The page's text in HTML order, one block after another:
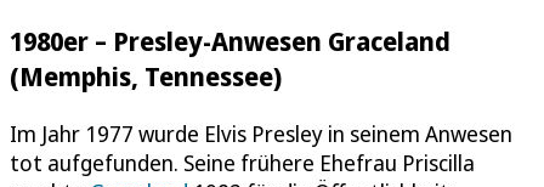
1980er – Presley-Anwesen Graceland
(Memphis, Tennessee)
Im Jahr 1977 wurde Elvis Presley in seinem Anwesen
tot aufgefunden. Seine frühere Ehefrau Priscilla